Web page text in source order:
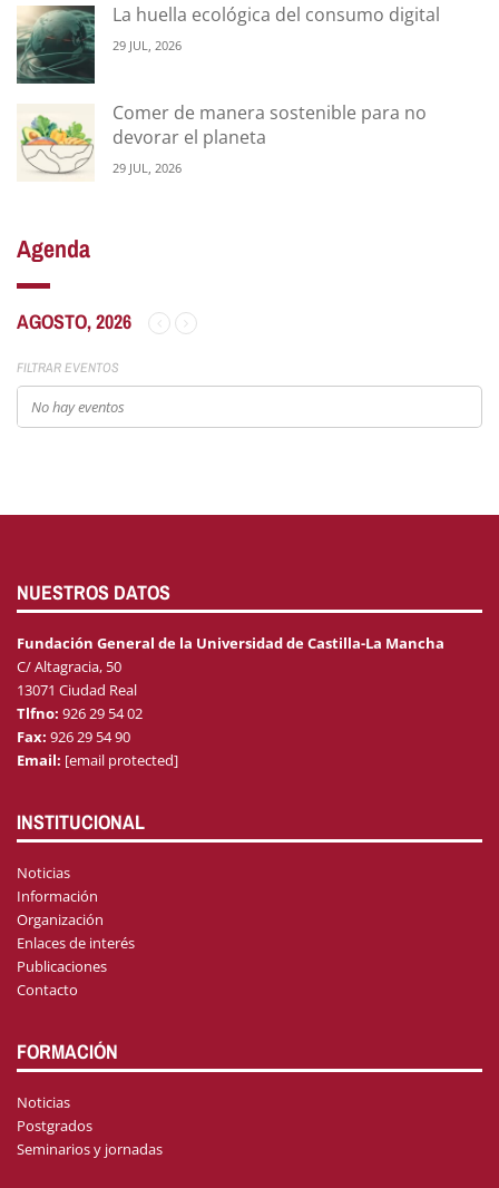
La huella ecológica del consumo digital
29 JUL, 2026
Comer de manera sostenible para no
devorar el planeta
29 JUL, 2026
Agenda
AGOSTO, 2026
FILTRAR EVENTOS
No hay eventos
NUESTROS DATOS
Fundación General de la Universidad de Castilla-La Mancha
C/ Altagracia, 50
13071 Ciudad Real
Tlfno: 926 29 54 02
Fax: 926 29 54 90
Email: [email protected]
INSTITUCIONAL
Noticias
Información
Organización
Enlaces de interés
Publicaciones
Contacto
FORMACIÓN
Noticias
Postgrados
Seminarios y jornadas